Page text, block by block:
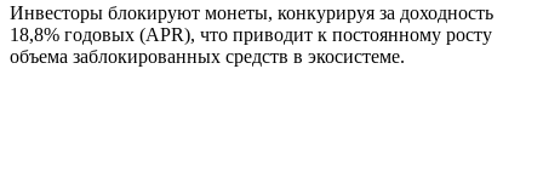
Инвесторы блокируют монеты, конкурируя за доходность
18,8% годовых (APR), что приводит к постоянному росту
объема заблокированных средств в экосистеме.